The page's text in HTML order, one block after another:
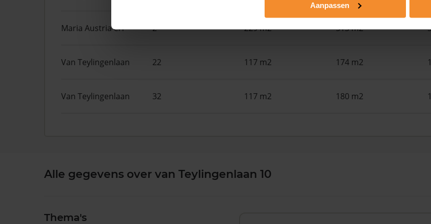
Aanpassen
Maria Austria erf 2 229 m2 513 m2
Van Teylingenlaan 22 117 m2 174 m2
Van Teylingenlaan 32 117 m2 180 m2
Alle gegevens over van Teylingenlaan 10
Thema's